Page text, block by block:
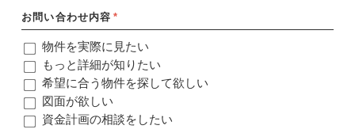
お問い合わせ内容 *
物件を実際に見たい
もっと詳細が知りたい
希望に合う物件を探して欲しい
図面が欲しい
資金計画の相談をしたい